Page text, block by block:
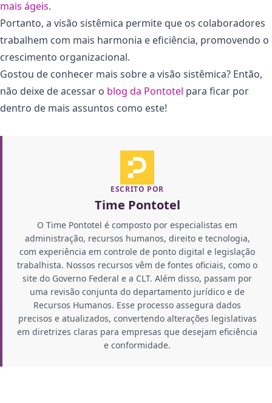
mais ágeis.
Portanto, a visão sistêmica permite que os colaboradores
trabalhem com mais harmonia e eficiência, promovendo o
crescimento organizacional.
Gostou de conhecer mais sobre a visão sistêmica? Então,
não deixe de acessar o blog da Pontotel para ficar por
dentro de mais assuntos como este!
ESCRITO POR
Time Pontotel
O Time Pontotel é composto por especialistas em
administração, recursos humanos, direito e tecnologia,
com experiência em controle de ponto digital e legislação
trabalhista. Nossos recursos vêm de fontes oficiais, como o
site do Governo Federal e a CLT. Além disso, passam por
uma revisão conjunta do departamento jurídico e de
Recursos Humanos. Esse processo assegura dados
precisos e atualizados, convertendo alterações legislativas
em diretrizes claras para empresas que desejam eficiência
e conformidade.